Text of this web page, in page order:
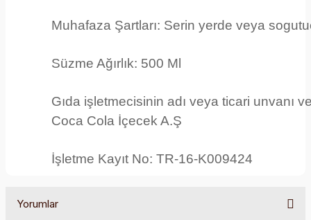
Muhafaza Şartları: Serin yerde veya
Süzme Ağırlık: 500 Ml
Gıda işletmecisinin adı veya ticari unvanı
Coca Cola İçecek A.Ş
İşletme Kayıt No: TR-16-K009424
Yorumlar